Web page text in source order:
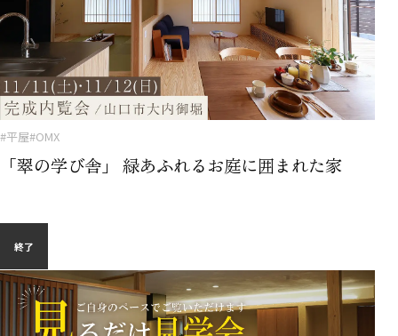
#平屋#OMX
「翠の学び舎」 緑あふれるお庭に囲まれた家
終了